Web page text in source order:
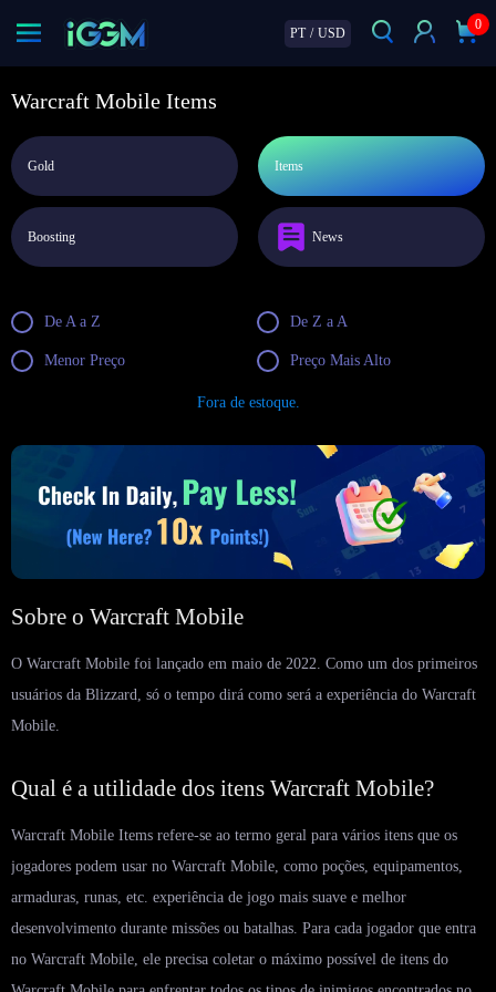
PT / USD
0
Warcraft Mobile Items
Gold Items
Boosting News
De A a Z De Z a A
Menor Preço Preço Mais Alto
Fora de estoque.
Sobre o Warcraft Mobile
O Warcraft Mobile foi lançado em maio de 2022. Como um dos primeiros
usuários da Blizzard, só o tempo dirá como será a experiência do Warcraft
Mobile.
Qual é a utilidade dos itens Warcraft Mobile?
Warcraft Mobile Items refere-se ao termo geral para vários itens que os
jogadores podem usar no Warcraft Mobile, como poções, equipamentos,
armaduras, runas, etc. experiência de jogo mais suave e melhor
desenvolvimento durante missões ou batalhas. Para cada jogador que entra
no Warcraft Mobile, ele precisa coletar o máximo possível de itens do